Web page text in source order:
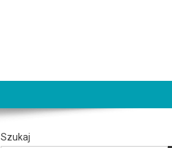
Szukaj